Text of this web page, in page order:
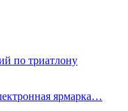
по триатлону
ярмарка…